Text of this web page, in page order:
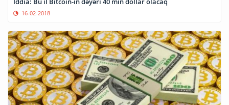
16-02-2018